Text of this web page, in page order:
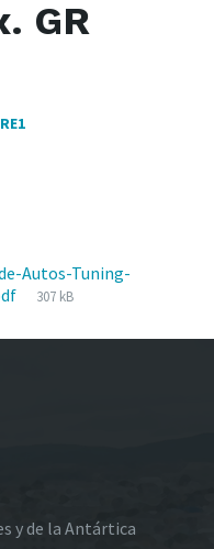
GR
Autos-Tuning-
File
307 kB
y de la Antártica